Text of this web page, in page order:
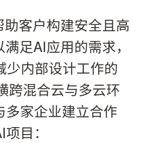
客户构建安全且高
足AI应用的需求，
少内部设计工作的
跨混合云与多云环
家企业建立合作
目：